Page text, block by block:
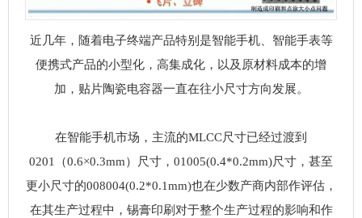
近几年，随着电子终端产品特别是智能手机、智能手表等
便携式产品的小型化，高集成化，以及原材料成本的增
加，贴片陶瓷电容器一直在往小尺寸方向发展。
在智能手机市场，主流的MLCC尺寸已经过渡到
0201（0.6×0.3mm）尺寸，01005(0.4*0.2mm)尺寸，甚至
更小尺寸的008004(0.2*0.1mm)也在少数产商内部作评估，
在其生产过程中，锡膏印刷对于整个生产过程的影响和作